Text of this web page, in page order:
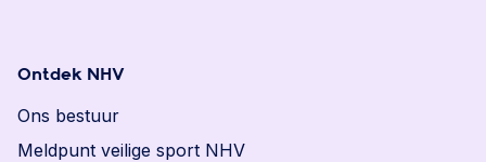
Ontdek NHV
Ons bestuur
Meldpunt veilige sport NHV